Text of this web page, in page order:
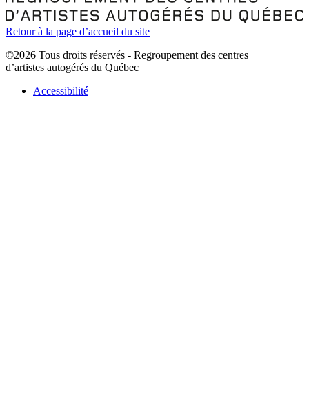
Retour à la page d’accueil du site
©2026 Tous droits réservés - Regroupement des centres
d’artistes autogérés du Québec
Accessibilité